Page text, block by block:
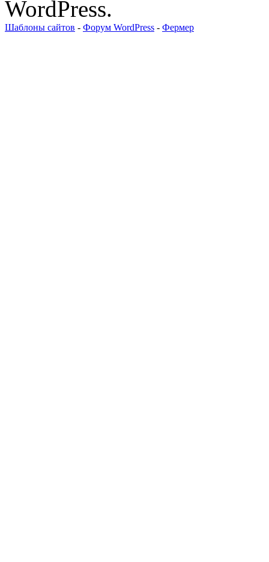
WordPress.
Шаблоны сайтов - Форум WordPress - Фермер